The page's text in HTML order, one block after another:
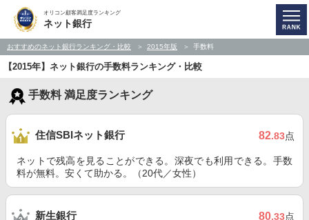
オリコン顧客満足度ランキング
ネット銀行
おすすめのネット銀行ランキング・比較 2015年版 手数料
【2015年】ネット銀行の手数料ランキング・比較
手数料 満足度ランキング
住信SBIネット銀行 82.83点
ネットで残高を見ることができる。深夜でも利用できる。手数
料が無料。安くて助かる。（20代／女性）
新生銀行 80.33点